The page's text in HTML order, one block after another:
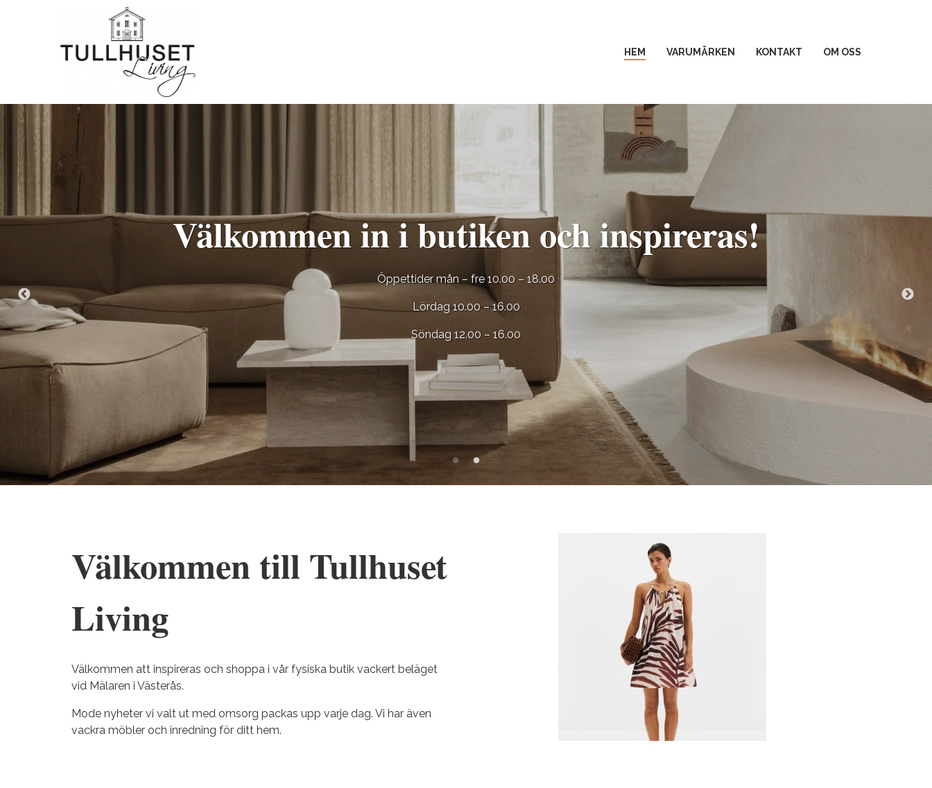
HEM VARUMÄRKEN KONTAKT OM OSS
Välkommen in i butiken och inspireras!
Öppettider mån – fre 10.00 – 18.00
Lördag 10.00 – 16.00
Söndag 12.00 – 16.00
Välkommen till Tullhuset
Living
Välkommen att inspireras och shoppa i vår fysiska butik vackert beläget
vid Mälaren i Västerås.
Mode nyheter vi valt ut med omsorg packas upp varje dag. Vi har även
vackra möbler och inredning för ditt hem.